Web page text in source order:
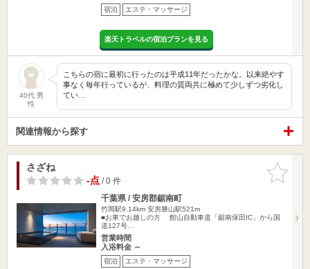
宿泊 エステ・マッサージ
楽天トラベルの宿泊プランを見る
40代 男
性
こちらの宿に最初に行ったのは平成11年だったかな。以来絶やす
事なく毎年行っているが、料理の質両共に極めて少しずつ劣化し
てい…
関連情報から探す
お気に入
りに追加
さざね
-点/ 0 件
千葉県 / 安房郡鋸南町
竹岡駅9.14km 安房勝山駅521m
■お車でお越しの方 館山自動車道「鋸南保田IC」から国
道127号…
営業時間
入浴料金 ～
宿泊 エステ・マッサージ